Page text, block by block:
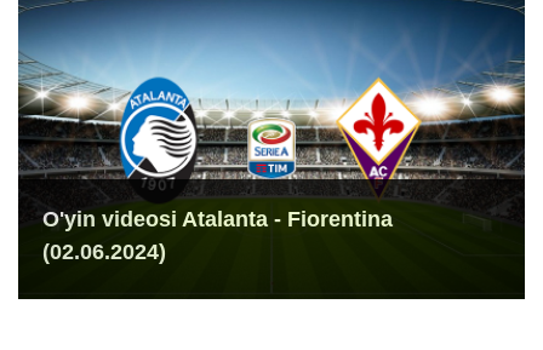
O'yin videosi Atalanta - Fiorentina
(02.06.2024)